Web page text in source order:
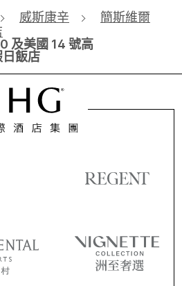
威斯康辛
簡斯維爾
及美國 14 號高
飯店